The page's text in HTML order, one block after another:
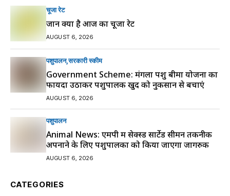
चूजा रेट
जानें क्या है आज का चूजा रेट
AUGUST 6, 2026
पशुपालन सरकारी स्की‍म
Government Scheme: मंगला पशु बीमा योजना का
फायदा उठाकर पशुपालक खुद को नुकसान से बचाएं
AUGUST 6, 2026
पशुपालन
Animal News: एमपी में सेक्स्ड सार्टेड सीमन तकनीक
अपनाने के लिए पशुपालकों को किया जाएगा जागरुक
AUGUST 6, 2026
CATEGORIES